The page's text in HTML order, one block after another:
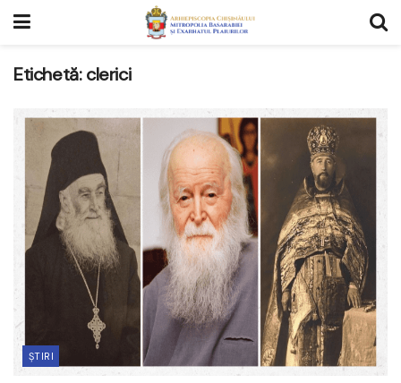
Etichetă:clerici
ȘTIRI